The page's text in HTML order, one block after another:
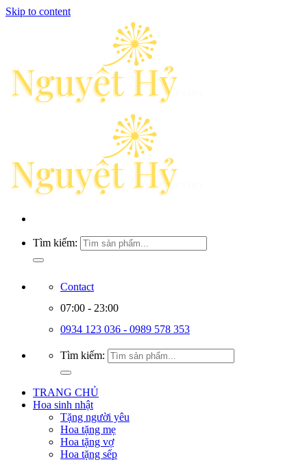
Skip to content
Tìm kiếm:
Contact
07:00 - 23:00
0934 123 036 - 0989 578 353
Tìm kiếm:
TRANG CHỦ
Hoa sinh nhật
Tặng người yêu
Hoa tặng mẹ
Hoa tặng vợ
Hoa tặng sếp